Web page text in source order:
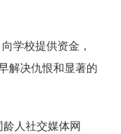
学校提供资金，
解决仇恨和显著的
人社交媒体网